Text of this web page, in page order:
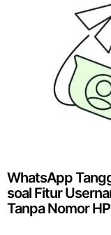
WhatsApp
soal Fitur
Tanpa Nomor